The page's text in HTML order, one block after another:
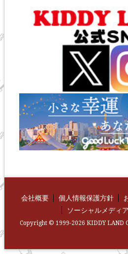
会社概要 個人情報保護方針
ソーシャルメディ
Copyright © 1999-2026 KIDDY LAND